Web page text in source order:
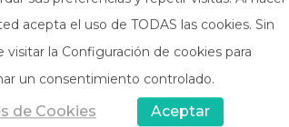
acepta el uso de TODAS las cookies. Sin
visitar la Configuración de cookies para
un consentimiento controlado.
de Cookies Aceptar